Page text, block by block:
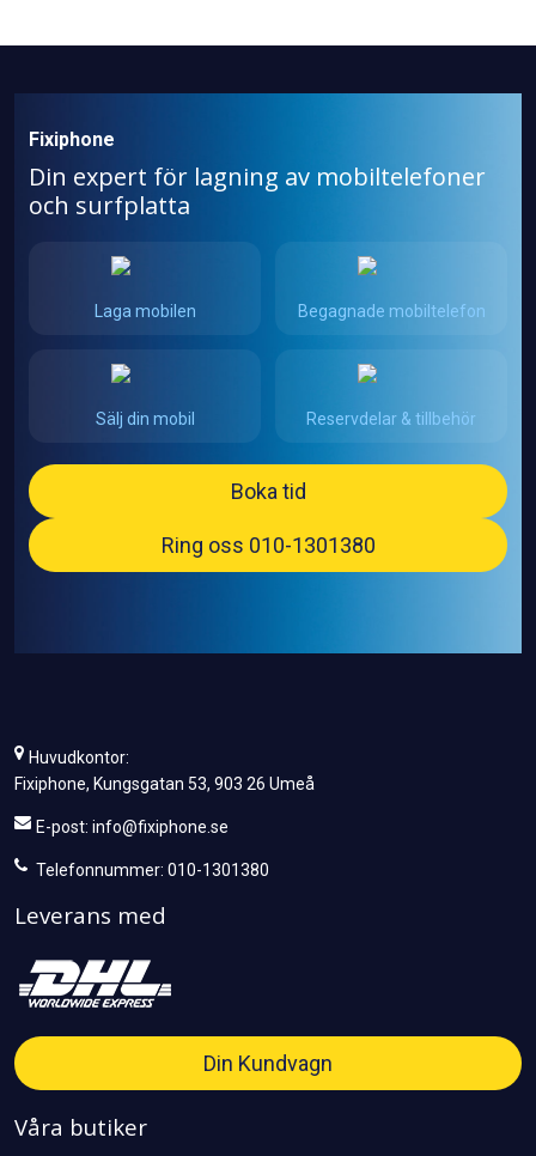
Fixiphone
Din expert för lagning av mobiltelefoner
och surfplatta
Laga mobilen Begagnade mobiltelefon
Sälj din mobil Reservdelar & tillbehör
Boka tid
Ring oss 010-1301380
Huvudkontor:
Fixiphone, Kungsgatan 53, 903 26 Umeå
E-post: info@fixiphone.se
Telefonnummer: 010-1301380
Leverans med
Din Kundvagn
Våra butiker